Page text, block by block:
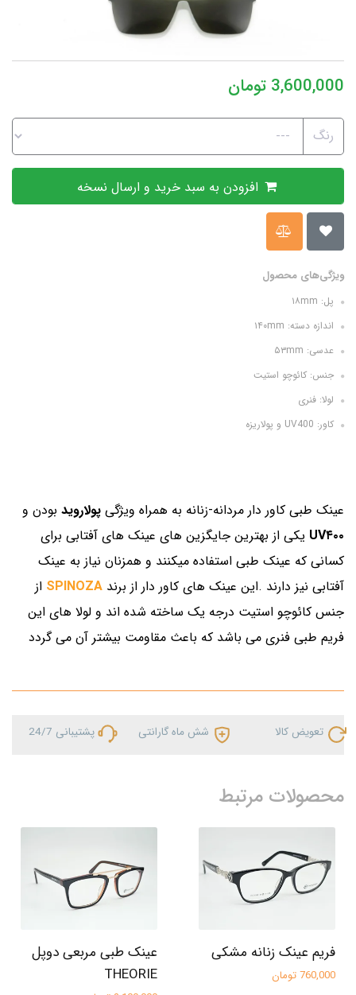
3,600,000 تومان
رنگ
ویژگی‌های محصول
پل: ۱۸mm
اندازه دسته: ۱۴۰mm
عدسی: ۵۳mm
جنس: کائوچو استیت
لولا: فنری
کاور: UV400 و پولاریزه
عینک طبی کاور دار مردانه-زنانه به همراه ویژگی پولاروید بودن و
UV۴۰۰ یکی از بهترین جایگزین های عینک های آفتابی برای
کسانی که عینک طبی استفاده میکنند و همزنان نیاز به عینک
آفتابی نیز دارند .این عینک های کاور دار از برند SPINOZA از
جنس کائوچو استیت درجه یک ساخته شده اند و لولا های این
فریم طبی فنری می باشد که باعث مقاومت بیشتر آن می گردد
تعویض کالا شش ماه گارانتی پشتیبانی 24/7
محصولات مرتبط
فریم عینک زنانه مشکی
760,000 تومان
عینک طبی مربعی دوپل
THEORIE